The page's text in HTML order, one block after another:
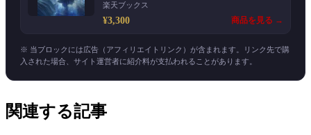
楽天ブックス
¥3,300 商品を見る →
※ 当ブロックには広告（アフィリエイトリンク）が含まれます。リンク先で購
入された場合、サイト運営者に紹介料が支払われることがあります。
関連する記事